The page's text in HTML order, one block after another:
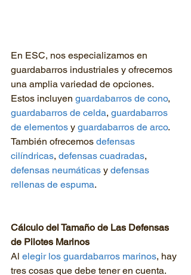
En ESC, nos especializamos en
guardabarros industriales y ofrecemos
una amplia variedad de opciones.
Estos incluyen guardabarros de cono,
guardabarros de celda, guardabarros
de elementos y guardabarros de arco.
También ofrecemos defensas
cilíndricas, defensas cuadradas,
defensas neumáticas y defensas
rellenas de espuma.
Cálculo del Tamaño de Las Defensas
de Pilotes Marinos
Al elegir los guardabarros marinos, hay
tres cosas que debe tener en cuenta.